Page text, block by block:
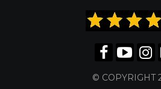
© COPYRIGHT